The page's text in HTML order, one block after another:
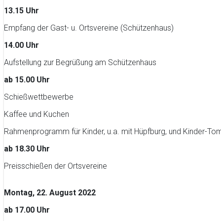
13.15 Uhr
Empfang der Gast- u. Ortsvereine (Schützenhaus)
14.00 Uhr
Aufstellung zur Begrüßung am Schützenhaus
ab 15.00 Uhr
Schießwettbewerbe
Kaffee und Kuchen
Rahmenprogramm für Kinder, u.a. mit Hüpfburg, und Kinder-
ab 18.30 Uhr
Preisschießen der Ortsvereine
Montag, 22. August 2022
ab 17.00 Uhr